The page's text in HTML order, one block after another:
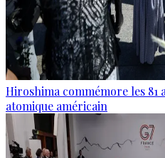
Hiroshima commémore les 81
atomique américain